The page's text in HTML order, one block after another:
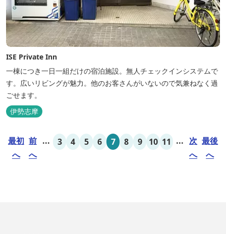
ISE Private Inn
一棟につき一日一組だけの宿泊施設。無人チェックインシステムで
す。広いリビングが魅力。他のお客さんがいないので気兼ねなく過
ごせます。
伊勢志摩
最初
へ
前
へ
... 3 4 5 6 7 8 9 10 11 ... 次
へ
最後
へ